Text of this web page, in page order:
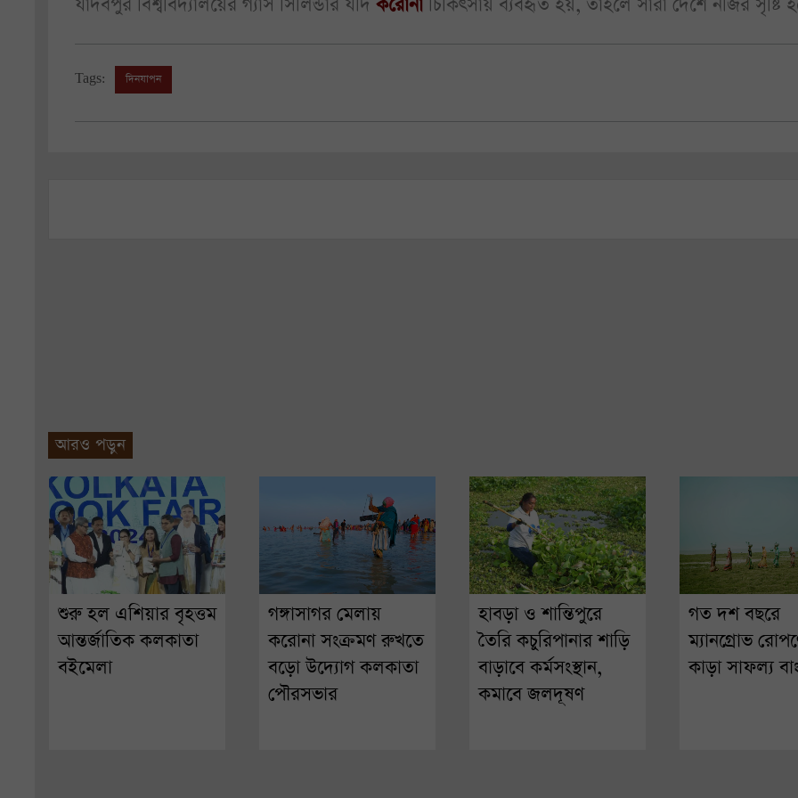
Tags: দিনযাপন
আরও পড়ুন
শুরু হল এশিয়ার বৃহত্তম
আন্তর্জাতিক কলকাতা
বইমেলা
গঙ্গাসাগর মেলায়
করোনা সংক্রমণ রুখতে
বড়ো উদ্যোগ কলকাতা
পৌরসভার
হাবড়া ও শান্তিপুরে
তৈরি কচুরিপানার শাড়ি
বাড়াবে কর্মসংস্থান,
কমাবে জলদূষণ
গত দশ বছরে
ম্যানগ্রোভ
কাড়া সাফল্য